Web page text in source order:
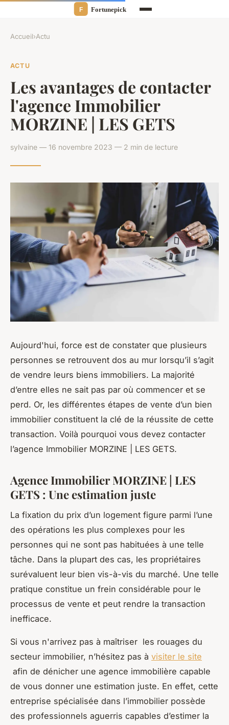
Accueil›Actu
ACTU
Les avantages de contacter
l'agence Immobilier
MORZINE | LES GETS
sylvaine — 16 novembre 2023 — 2 min de lecture
Aujourd'hui, force est de constater que plusieurs
personnes se retrouvent dos au mur lorsqu’il s’agit
de vendre leurs biens immobiliers. La majorité
d’entre elles ne sait pas par où commencer et se
perd. Or, les différentes étapes de vente d’un bien
immobilier constituent la clé de la réussite de cette
transaction. Voilà pourquoi vous devez contacter
l’agence Immobilier MORZINE | LES GETS.
Agence Immobilier MORZINE | LES
GETS : Une estimation juste
La fixation du prix d’un logement figure parmi l’une
des opérations les plus complexes pour les
personnes qui ne sont pas habituées à une telle
tâche. Dans la plupart des cas, les propriétaires
surévaluent leur bien vis-à-vis du marché. Une telle
pratique constitue un frein considérable pour le
processus de vente et peut rendre la transaction
inefficace.
Si vous n'arrivez pas à maîtriser les rouages du
secteur immobilier, n’hésitez pas à visiter le site
afin de dénicher une agence immobilière capable
de vous donner une estimation juste. En effet, cette
entreprise spécialisée dans l’immobilier possède
des professionnels aguerris capables d’estimer la